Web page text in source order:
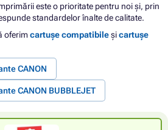
este o prioritate pentru noi și, prin
standardelor înalte de calitate.
oferimcartușe compatibileșicartușe
CANON
CANON BUBBLEJET